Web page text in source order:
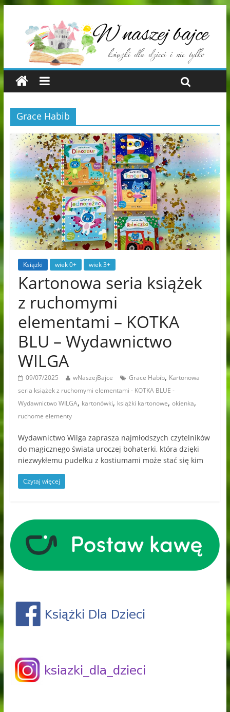
Grace Habib
Książki wiek 0+ wiek 3+
Kartonowa seria książek
z ruchomymi
elementami – KOTKA
BLU – Wydawnictwo
WILGA
09/07/2025 wNaszejBajce Grace Habib, Kartonowa
seria książek z ruchomymi elementami - KOTKA BLUE -
Wydawnictwo WILGA, kartonówki, książki kartonowe, okienka,
ruchome elementy
Wydawnictwo Wilga zaprasza najmłodszych czytelników
do magicznego świata uroczej bohaterki, która dzięki
niezwykłemu pudełku z kostiumami może stać się kim
Czytaj więcej